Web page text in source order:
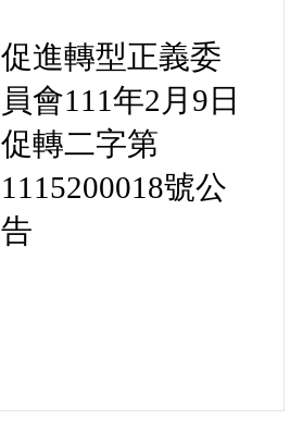
促進轉型正義委
員會111年2月9日
促轉二字第
1115200018號公
告